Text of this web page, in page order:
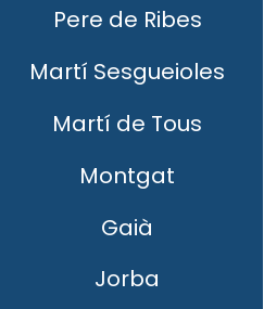
Pere de Ribes
Martí Sesgueioles
Martí de Tous
Montgat
Gaià
Jorba